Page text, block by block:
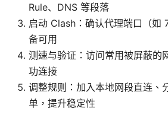
Rule、DNS 等段落
启动 Clash：确认代理端口（如
备可用
测速与验证：访问常用被屏蔽的
功连接
调整规则：加入本地网段直连、
单，提升稳定性